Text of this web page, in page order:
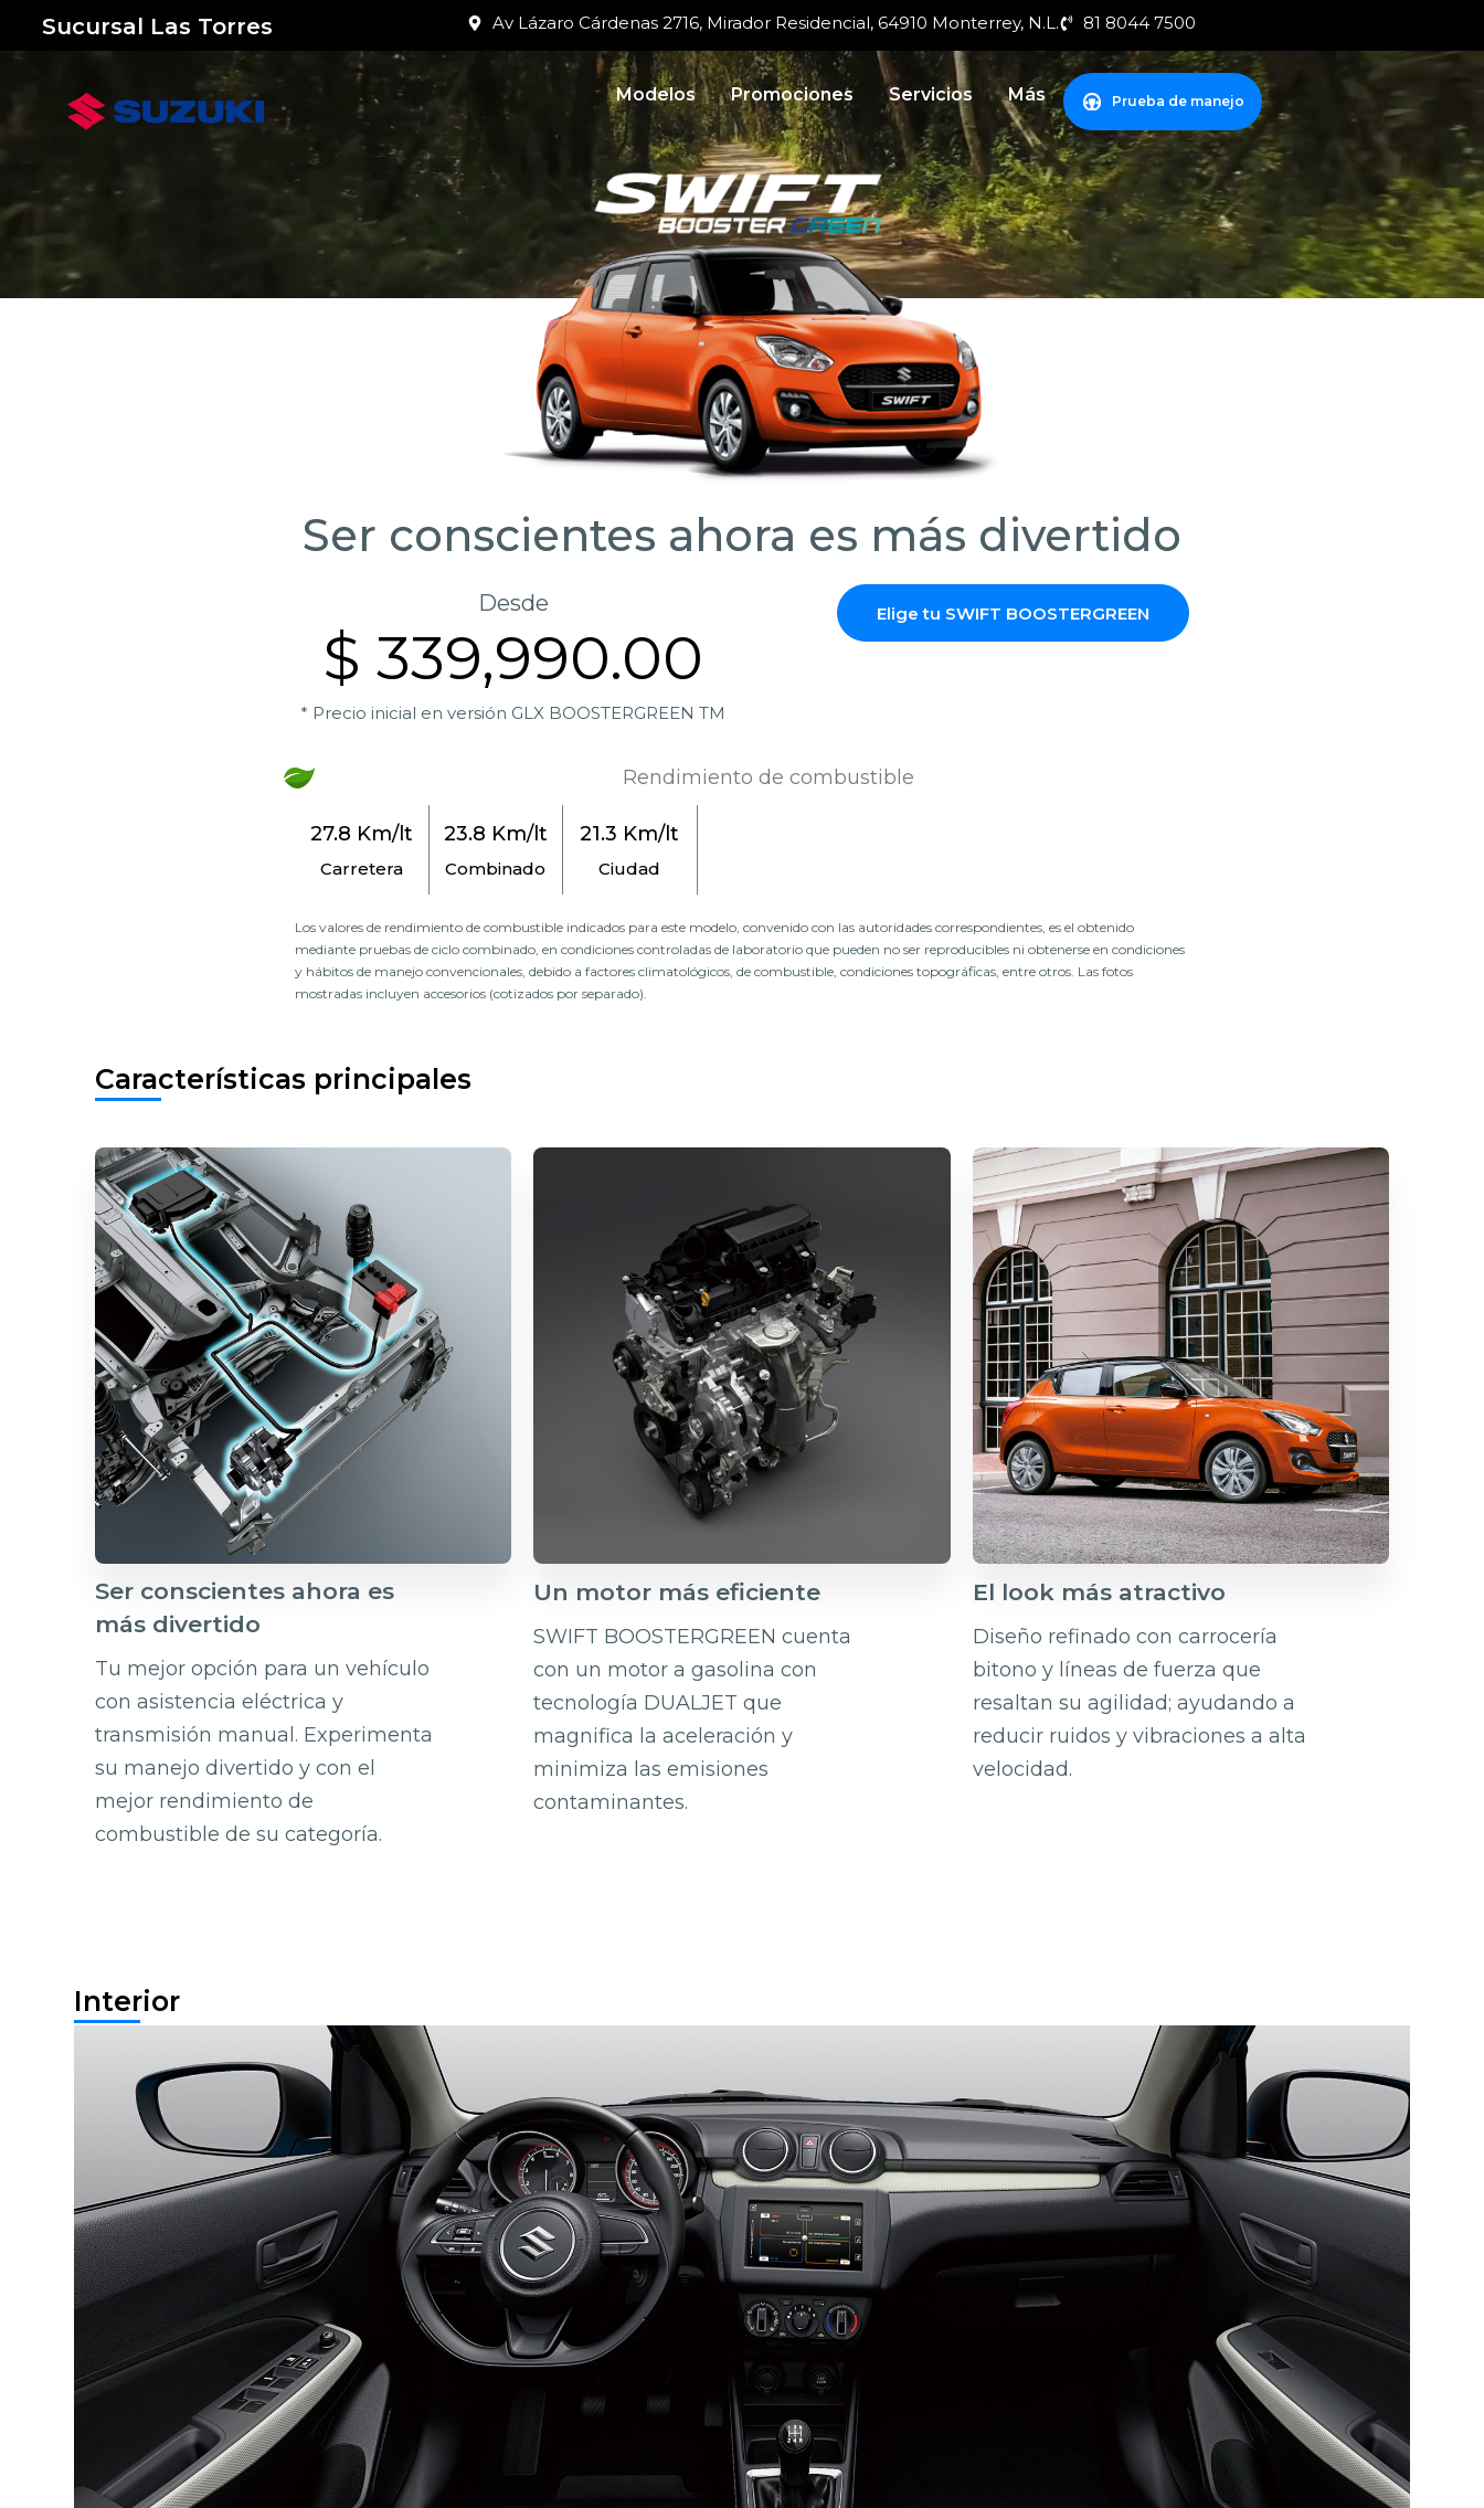
Sucursal Las Torres Av Lázaro Cárdenas 2716, Mirador Residencial, 64910 Monterrey, N.L. 81 8044 7500
Modelos Promociones Servicios Más Prueba de manejo
Ser conscientes ahora es más divertido
Desde
$ 339,990.00
* Precio inicial en versión GLX BOOSTERGREEN TM
Elige tu SWIFT BOOSTERGREEN
Rendimiento de combustible
27.8 Km/lt
Carretera
23.8 Km/lt
Combinado
21.3 Km/lt
Ciudad
Los valores de rendimiento de combustible indicados para este modelo, convenido con las autoridades correspondientes, es el obtenido
mediante pruebas de ciclo combinado, en condiciones controladas de laboratorio que pueden no ser reproducibles ni obtenerse en condiciones
y hábitos de manejo convencionales, debido a factores climatológicos, de combustible, condiciones topográficas, entre otros. Las fotos
mostradas incluyen accesorios (cotizados por separado).
Características principales
Ser conscientes ahora es
más divertido
Tu mejor opción para un vehículo
con asistencia eléctrica y
transmisión manual. Experimenta
su manejo divertido y con el
mejor rendimiento de
combustible de su categoría.
Un motor más eficiente
SWIFT BOOSTERGREEN cuenta
con un motor a gasolina con
tecnología DUALJET que
magnifica la aceleración y
minimiza las emisiones
contaminantes.
El look más atractivo
Diseño refinado con carrocería
bitono y líneas de fuerza que
resaltan su agilidad; ayudando a
reducir ruidos y vibraciones a alta
velocidad.
Interior